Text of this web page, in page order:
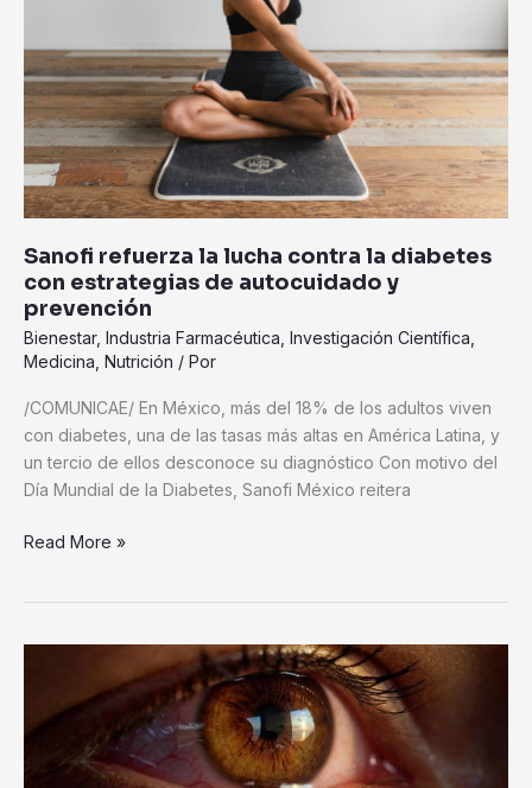
Sanofi refuerza la lucha contra la diabetes
con estrategias de autocuidado y
prevención
Bienestar, Industria Farmacéutica Investigación Científica
Medicina Nutrición / Por
/COMUNICAE/ En México, más del 18% de los adultos viven
con diabetes, una de las tasas más altas en América Latina, y
un tercio de ellos desconoce su diagnóstico Con motivo del
Día Mundial de la Diabetes, Sanofi México reitera
estrategias
de
autocuidado
y
prevención
Read More »
cáncer